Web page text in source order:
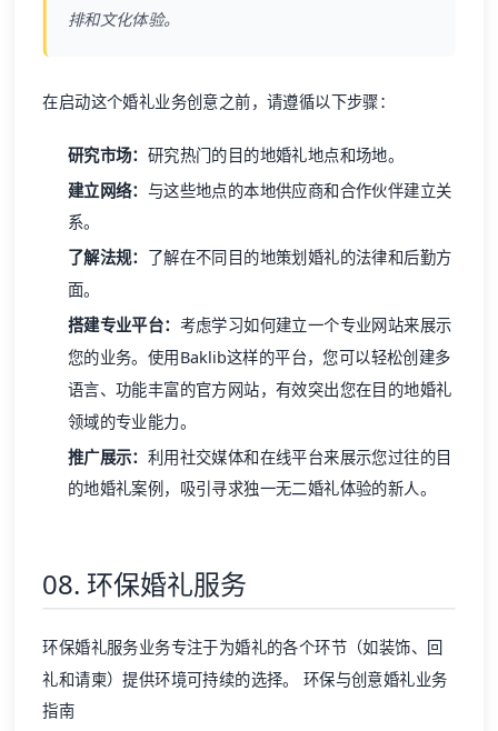
排和文化体验。
在启动这个婚礼业务创意之前，请遵循以下步骤：
研究市场： 研究热门的目的地婚礼地点和场地。
建立网络： 与这些地点的本地供应商和合作伙伴建立关
系。
了解法规： 了解在不同目的地策划婚礼的法律和后勤方
面。
搭建专业平台： 考虑学习如何建立一个专业网站来展示
您的业务。使用Baklib这样的平台，您可以轻松创建多
语言、功能丰富的官方网站，有效突出您在目的地婚礼
领域的专业能力。
推广展示： 利用社交媒体和在线平台来展示您过往的目
的地婚礼案例，吸引寻求独一无二婚礼体验的新人。
08. 环保婚礼服务
环保婚礼服务业务专注于为婚礼的各个环节（如装饰、回
礼和请柬）提供环境可持续的选择。 环保与创意婚礼业务
指南